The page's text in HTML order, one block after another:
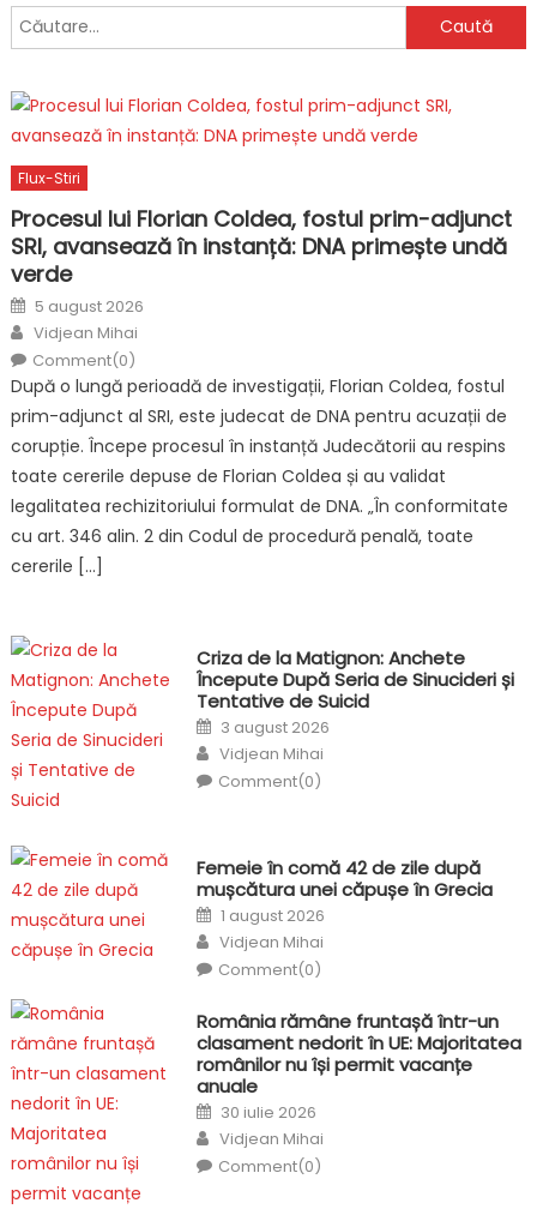
Caută
după:
Flux-Stiri
Procesul lui Florian Coldea, fostul prim-adjunct
SRI, avansează în instanță: DNA primește undă
verde
Posted
on
5 august 2026
Author
Vidjean Mihai
Comment(0)
După o lungă perioadă de investigații, Florian Coldea, fostul
prim-adjunct al SRI, este judecat de DNA pentru acuzații de
corupție. Începe procesul în instanță Judecătorii au respins
toate cererile depuse de Florian Coldea și au validat
legalitatea rechizitoriului formulat de DNA. „În conformitate
cu art. 346 alin. 2 din Codul de procedură penală, toate
cererile […]
Criza de la Matignon: Anchete
Începute După Seria de Sinucideri și
Tentative de Suicid
Posted
on
3 august 2026
Author
Vidjean Mihai
Comment(0)
Femeie în comă 42 de zile după
mușcătura unei căpușe în Grecia
Posted
on
1 august 2026
Author
Vidjean Mihai
Comment(0)
România rămâne fruntașă într-un
clasament nedorit în UE: Majoritatea
românilor nu își permit vacanțe
anuale
Posted
on
30 iulie 2026
Author
Vidjean Mihai
Comment(0)